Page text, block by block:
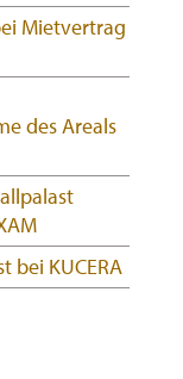
Mietvertrag
des Areals
bei KUCERA